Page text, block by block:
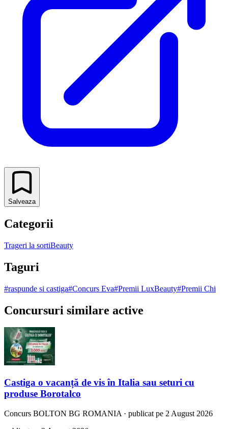
Salveaza
Categorii
Trageri la sortiBeauty
Taguri
#raspunde si castiga#Concurs Eva#Premii LuxBeauty#Premii Chi
Concursuri similare active
Castiga o vacanță de vis în Italia sau seturi cu
produse Borotalco
Concurs BOLTON BG ROMANIA · publicat pe 2 August 2026